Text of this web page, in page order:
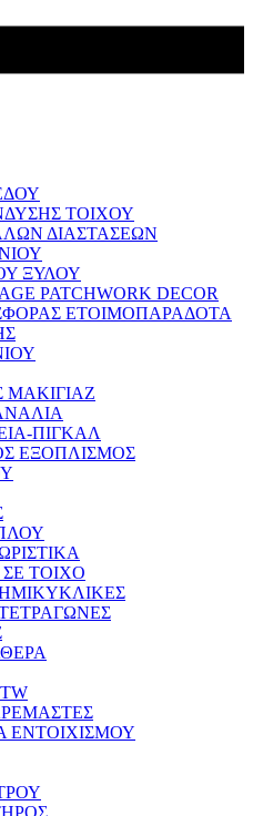
ΤΟΙΧΟΥ
ΔΙΑΣΤΑΣΕΩΝ
ΞΥΛΟΥ
PATCHWORK DECOR
ΕΤΟΙΜΟΠΑΡΑΔΟΤΑ
ΠΙΓΚΑΛ
ΕΞΟΠΛΙΣΜΟΣ
ΤΟΙΧΟ
ΕΝΤΟΙΧΙΣΜΟΥ